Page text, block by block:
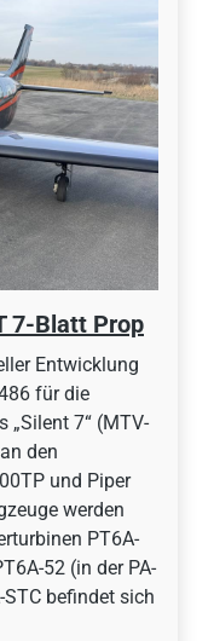
7-Blatt Prop
Entwicklung
für die
„Silent 7“ (MTV-
den
und Piper
werden
PT6A-
52 (in der PA-
befindet sich